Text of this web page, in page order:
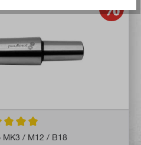
media di 5 su 5 stelle
MK3 / M12 / B18